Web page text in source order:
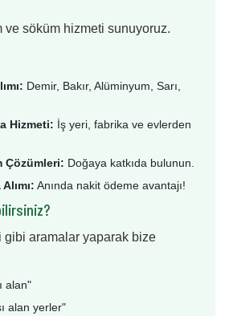
ve söküm hizmeti sunuyoruz.
Demir, Bakır, Alüminyum, Sarı,
Hizmeti: İş yeri, fabrika ve evlerden
Çözümleri: Doğaya katkıda bulunun.
Anında nakit ödeme avantajı!
gibi aramalar yaparak bize
alan"
alan yerler"